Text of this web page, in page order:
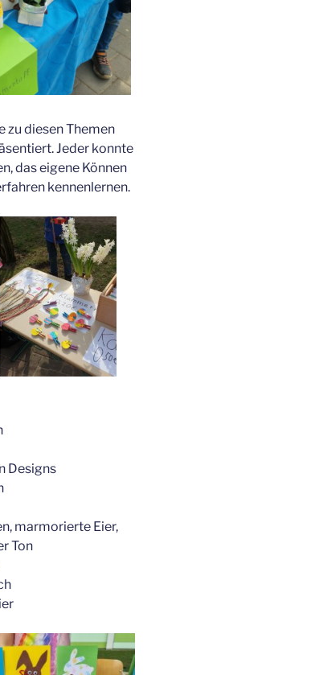
zu diesen Themen
Jeder konnte
das eigene Können
kennenlernen.
Designs
marmorierte Eier,
Ton